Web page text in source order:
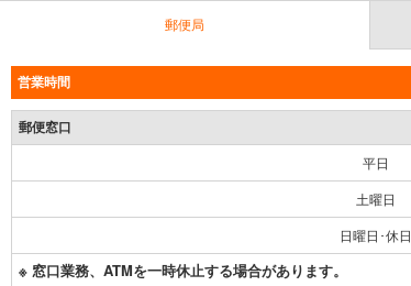
郵便局
営業時間
郵便窓口
平日
土曜日
日曜日･休日
※ 窓口業務、ATMを一時休止する場合があります。